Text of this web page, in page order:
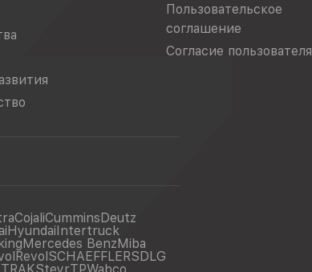
Пользовательское
соглашение
Согласие пользователя
CojaliCumminsDeutz
HyundaiIntertruck
Mercedes BenzMiba
RevolSCHAEFFLERSDLG